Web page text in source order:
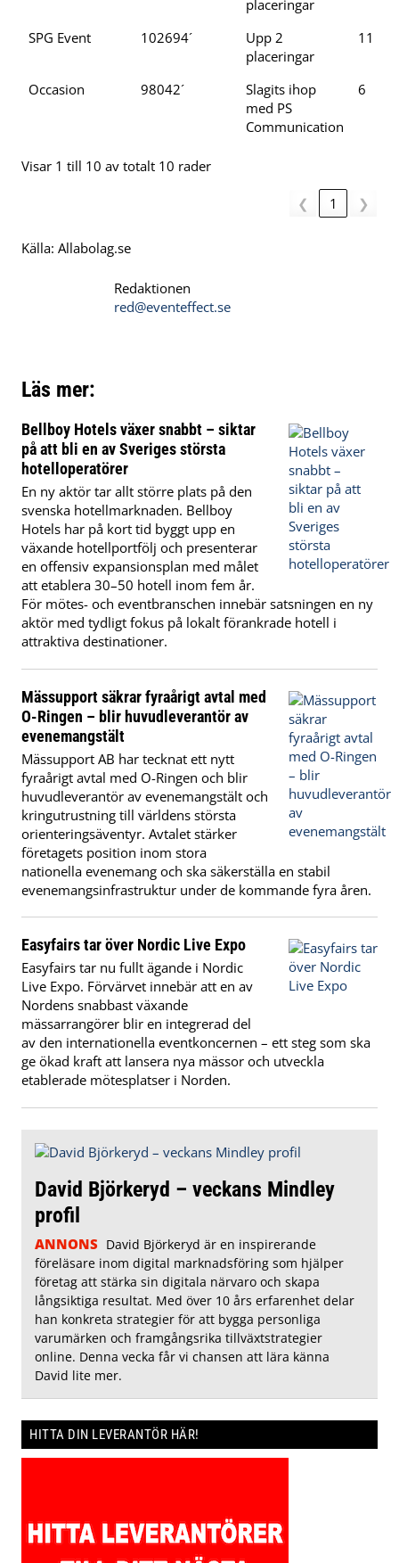
placeringar
SPG Event 102694´
Upp 2
placeringar
11
Occasion 98042´
Slagits ihop
med PS
Communication
6
Visar 1 till 10 av totalt 10 rader
❮ 1 ❯
Källa: Allabolag.se
Redaktionen
red@eventeffect.se
Läs mer:
Bellboy Hotels växer snabbt – siktar
på att bli en av Sveriges största
hotelloperatörer
En ny aktör tar allt större plats på den
svenska hotellmarknaden. Bellboy
Hotels har på kort tid byggt upp en
växande hotellportfölj och presenterar
en offensiv expansionsplan med målet
att etablera 30–50 hotell inom fem år.
För mötes- och eventbranschen innebär satsningen en ny
aktör med tydligt fokus på lokalt förankrade hotell i
attraktiva destinationer.
Mässupport säkrar fyraårigt avtal med
O-Ringen – blir huvudleverantör av
evenemangstält
Mässupport AB har tecknat ett nytt
fyraårigt avtal med O-Ringen och blir
huvudleverantör av evenemangstält och
kringutrustning till världens största
orienteringsäventyr. Avtalet stärker
företagets position inom stora
nationella evenemang och ska säkerställa en stabil
evenemangsinfrastruktur under de kommande fyra åren.
Easyfairs tar över Nordic Live Expo
Easyfairs tar nu fullt ägande i Nordic
Live Expo. Förvärvet innebär att en av
Nordens snabbast växande
mässarrangörer blir en integrerad del
av den internationella eventkoncernen – ett steg som ska
ge ökad kraft att lansera nya mässor och utveckla
etablerade mötesplatser i Norden.
David Björkeryd – veckans Mindley
profil
ANNONS David Björkeryd är en inspirerande
föreläsare inom digital marknadsföring som hjälper
företag att stärka sin digitala närvaro och skapa
långsiktiga resultat. Med över 10 års erfarenhet delar
han konkreta strategier för att bygga personliga
varumärken och framgångsrika tillväxtstrategier
online. Denna vecka får vi chansen att lära känna
David lite mer.
HITTA DIN LEVERANTÖR HÄR!